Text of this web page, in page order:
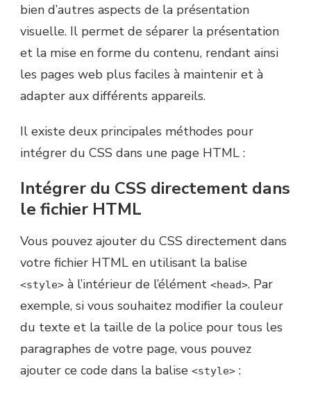
bien d’autres aspects de la présentation
visuelle. Il permet de séparer la présentation
et la mise en forme du contenu, rendant ainsi
les pages web plus faciles à maintenir et à
adapter aux différents appareils.
Il existe deux principales méthodes pour
intégrer du CSS dans une page HTML :
Intégrer du CSS directement dans
le fichier HTML
Vous pouvez ajouter du CSS directement dans
votre fichier HTML en utilisant la balise
<style> à l’intérieur de l’élément <head>. Par
exemple, si vous souhaitez modifier la couleur
du texte et la taille de la police pour tous les
paragraphes de votre page, vous pouvez
ajouter ce code dans la balise <style> :